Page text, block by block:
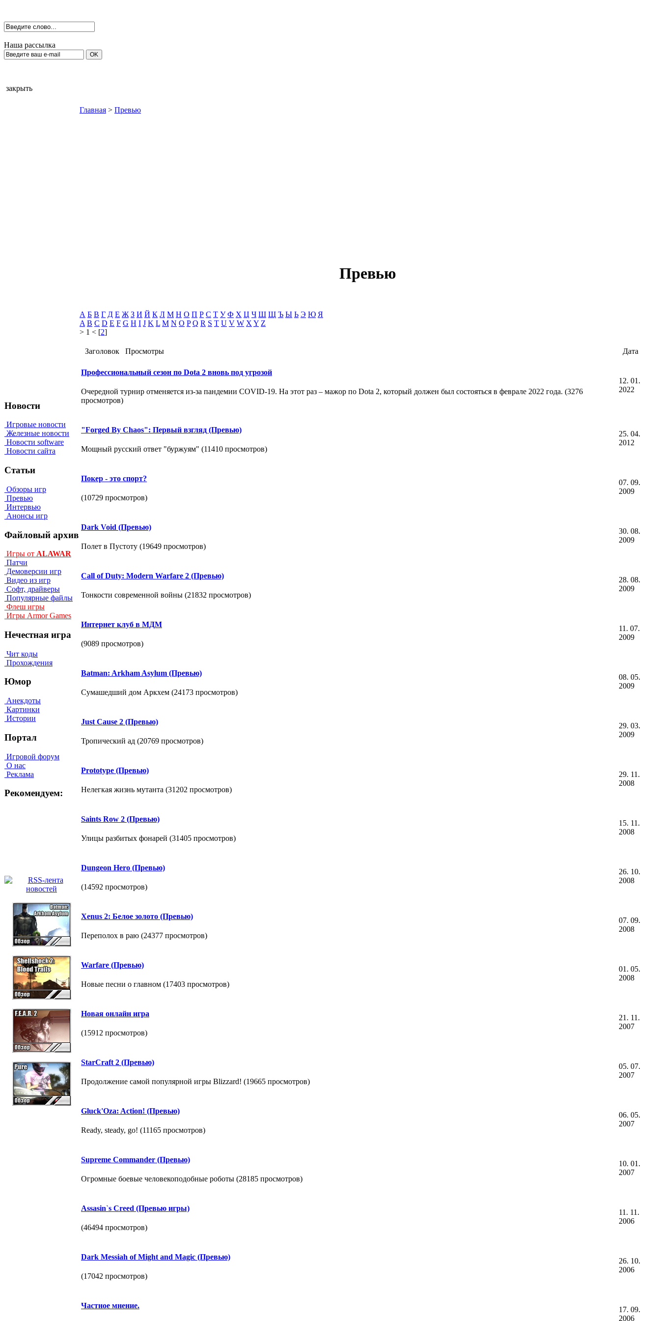
Наша рассылка
закрыть
Новости
Игровые новости
Железные новости
Новости software
Новости сайта
Статьи
Обзоры игр
Превью
Интервью
Анонсы игр
Файловый архив
Игры от ALAWAR
Патчи
Демоверсии игр
Видео из игр
Софт, драйверы
Популярные файлы
Флеш игры
Игры Armor Games
Нечестная игра
Чит коды
Прохождения
Юмор
Анекдоты
Картинки
Истории
Портал
Игровой форум
О нас
Реклама
Рекомендуем:
Главная > Превью
Превью
А Б В Г Д Е Ж З И Й К Л М Н О П Р С Т У Ф Х Ц Ч Ш Щ Ъ Ы Ь Э Ю Я
A B C D E F G H I J K L M N O P Q R S T U V W X Y Z
> 1 < [2]
Заголовок Просмотры Дата
Профессиональный сезон по Dota 2 вновь под угрозой
Очередной турнир отменяется из-за пандемии COVID-19. На этот раз – мажор по Dota 2, который должен был состояться в феврале 2022 года. (3276
просмотров)
12. 01.
2022
"Forged By Chaos": Первый взгляд (Превью)
Мощный русский ответ "буржуям" (11410 просмотров)
25. 04.
2012
Покер - это спорт?
(10729 просмотров)
07. 09.
2009
Dark Void (Превью)
Полет в Пустоту (19649 просмотров)
30. 08.
2009
Call of Duty: Modern Warfare 2 (Превью)
Тонкости современной войны (21832 просмотров)
28. 08.
2009
Интернет клуб в МДМ
(9089 просмотров)
11. 07.
2009
Batman: Arkham Asylum (Превью)
Сумашедший дом Аркхем (24173 просмотров)
08. 05.
2009
Just Cause 2 (Превью)
Тропический ад (20769 просмотров)
29. 03.
2009
Prototype (Превью)
Нелегкая жизнь мутанта (31202 просмотров)
29. 11.
2008
Saints Row 2 (Превью)
Улицы разбитых фонарей (31405 просмотров)
15. 11.
2008
Dungeon Hero (Превью)
(14592 просмотров)
26. 10.
2008
Xenus 2: Белое золото (Превью)
Переполох в раю (24377 просмотров)
07. 09.
2008
Warfare (Превью)
Новые песни о главном (17403 просмотров)
01. 05.
2008
Новая онлайн игра
(15912 просмотров)
21. 11.
2007
StarCraft 2 (Превью)
Продолжение самой популярной игры Blizzard! (19665 просмотров)
05. 07.
2007
Gluck'Oza: Action! (Превью)
Ready, steady, go! (11165 просмотров)
06. 05.
2007
Supreme Commander (Превью)
Огромные боевые человекоподобные роботы (28185 просмотров)
10. 01.
2007
Assasin`s Creed (Превью игры)
(46494 просмотров)
11. 11.
2006
Dark Messiah of Might and Magic (Превью)
(17042 просмотров)
26. 10.
2006
Частное мнение.
17. 09.
2006